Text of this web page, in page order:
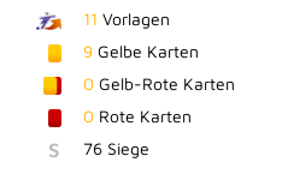
11 Vorlagen
9 Gelbe Karten
0 Gelb-Rote Karten
0 Rote Karten
S 76 Siege